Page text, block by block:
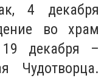
4 декабря
во храм
19 декабря –
Чудотворца.